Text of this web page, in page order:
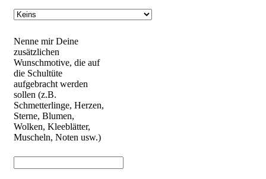
Nenne mir Deine
zusätzlichen
Wunschmotive, die auf
die Schultüte
aufgebracht werden
sollen (z.B.
Schmetterlinge, Herzen,
Sterne, Blumen,
Wolken, Kleeblätter,
Muscheln, Noten usw.)